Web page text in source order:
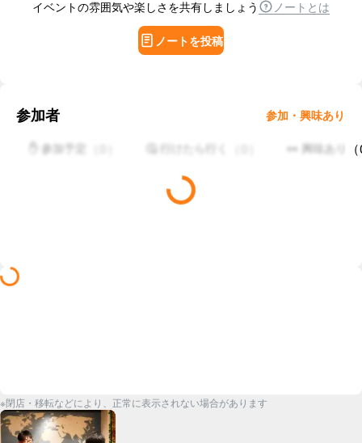
イベントの雰囲気や楽しさを共有しましょう
ノートとは
ノートを投稿
参加者 参加・興味あり
✋ 参加予定 🤔 行けたら行く 👀 興味あり （
※閉店・移転などにより、正常に表示されない場合があります